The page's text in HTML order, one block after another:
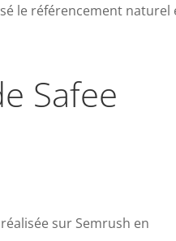
le référencement naturel
Safee
sur Semrush en